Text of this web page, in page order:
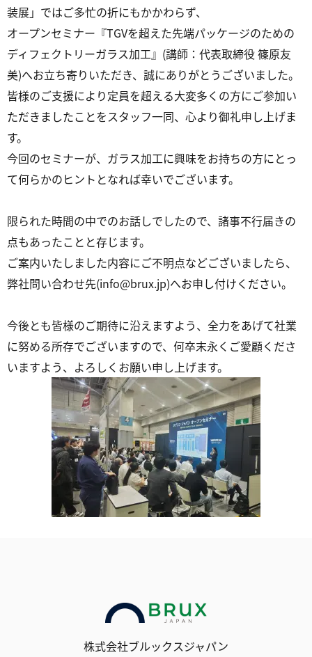
装展」ではご多忙の折にもかかわらず、
オープンセミナー『TGVを超えた先端パッケージのための
ディフェクトリーガラス加工』(講師：代表取締役 篠原友
美)へお立ち寄りいただき、誠にありがとうございました。
皆様のご支援により定員を超える大変多くの方にご参加い
ただきましたことをスタッフ一同、心より御礼申し上げま
す。
今回のセミナーが、ガラス加工に興味をお持ちの方にとっ
て何らかのヒントとなれば幸いでございます。
限られた時間の中でのお話しでしたので、諸事不行届きの
点もあったことと存じます。
ご案内いたしました内容にご不明点などございましたら、
弊社問い合わせ先(info@brux.jp)へお申し付けください。
今後とも皆様のご期待に沿えますよう、全力をあげて社業
に努める所存でございますので、何卒末永くご愛顧くださ
いますよう、よろしくお願い申し上げます。
株式会社ブルックスジャパン